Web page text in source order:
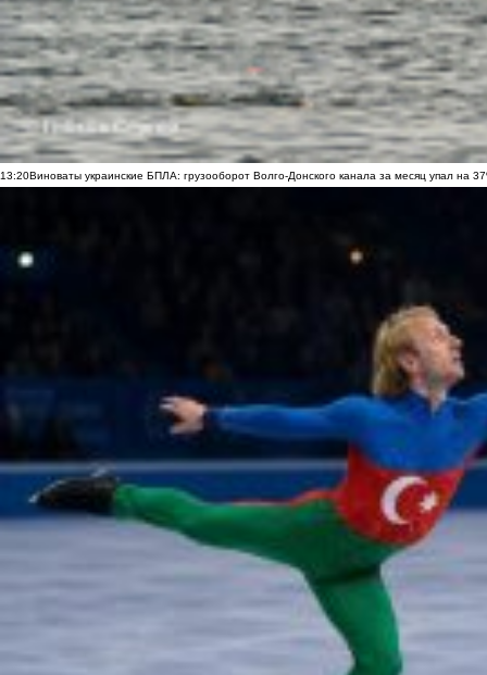
13:20Виноваты украинские БПЛА: грузооборот Волго-Донского канала за месяц упал на